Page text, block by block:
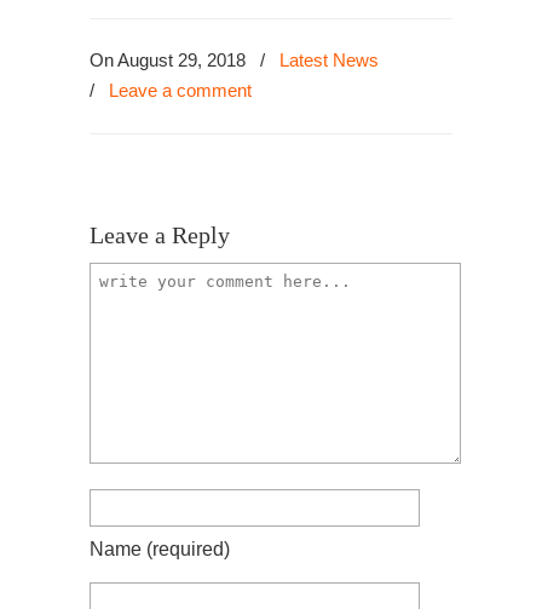
On August 29, 2018 /
Latest News
/ Leave a comment
Leave a Reply
Name (required)